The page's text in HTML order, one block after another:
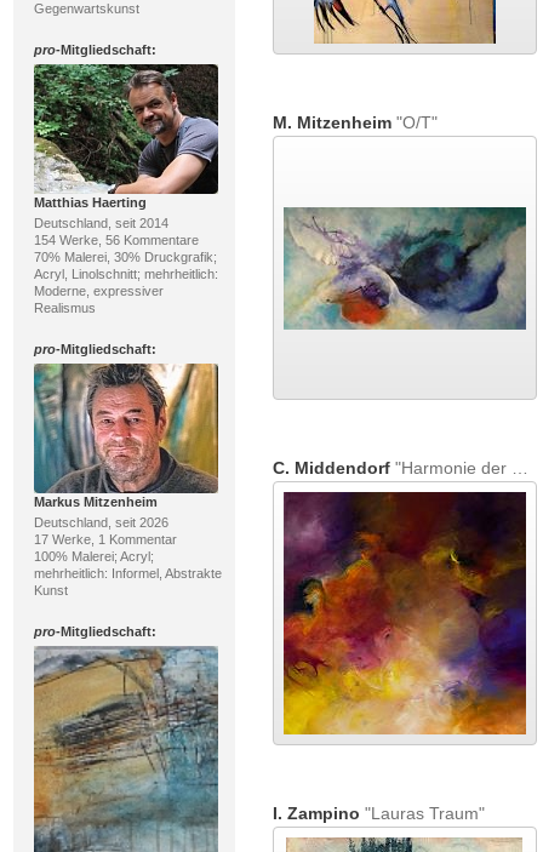
Gegenwartskunst
pro-Mitgliedschaft:
Matthias Haerting
Deutschland, seit 2014
154 Werke, 56 Kommentare
70% Malerei, 30% Druckgrafik;
Acryl, Linolschnitt; mehrheitlich:
Moderne, expressiver
Realismus
pro-Mitgliedschaft:
Markus Mitzenheim
Deutschland, seit 2026
17 Werke, 1 Kommentar
100% Malerei; Acryl;
mehrheitlich: Informel, Abstrakte
Kunst
pro-Mitgliedschaft:
M. Mitzenheim"O/T"
C. Middendorf"Harmonie der Gegensätz I"
I. Zampino "Lauras Traum"